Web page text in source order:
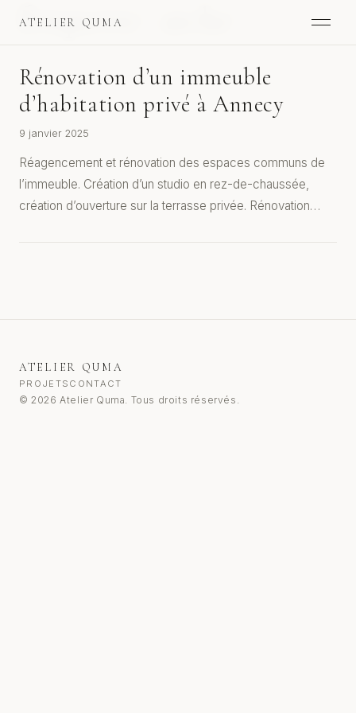
ATELIER QUMA
Étiquette :
Rénovation d’un immeuble
d’habitation privé à Annecy
9 janvier 2025
Réagencement et rénovation des espaces communs de
l’immeuble. Création d’un studio en rez-de-chaussée,
création d’ouverture sur la terrasse privée. Rénovation…
ATELIER QUMA
PROJETS CONTACT
© 2026 Atelier Quma. Tous droits réservés.